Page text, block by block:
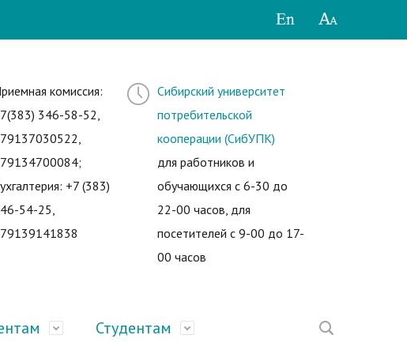
комиссия:
346-58-52,
+7 (383)
54-25,
Сибирский университет
потребительской
кооперации (СибУПК)
для работников и
обучающихся с 6-30 до
22-00 часов, для
посетителей с 9-00 до 17-
00 часов
Студентам